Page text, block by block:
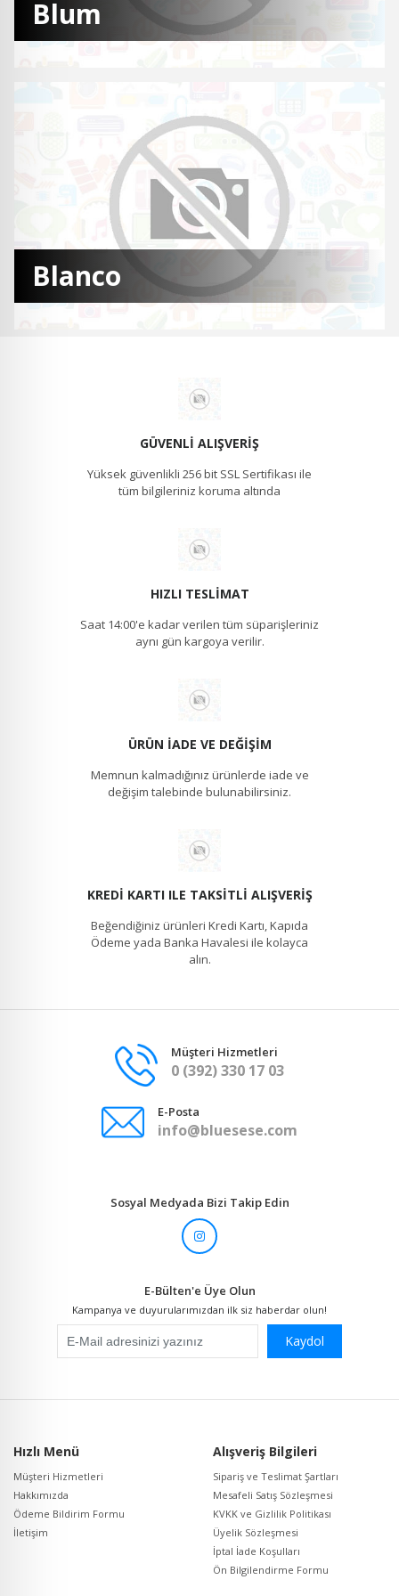
Blum
Blanco
GÜVENLI ALIŞVERIŞ
Yüksek güvenlikli 256 bit SSL Sertifikası ile
tüm bilgileriniz koruma altında
HIZLI TESLIMAT
Saat 14:00'e kadar verilen tüm süparişleriniz
aynı gün kargoya verilir.
ÜRÜN İADE VE DEĞIŞIM
Memnun kalmadığınız ürünlerde iade ve
değişim talebinde bulunabilirsiniz.
KREDI KARTI ILE TAKSITLI ALIŞVERIŞ
Beğendiğiniz ürünleri Kredi Kartı, Kapıda
Ödeme yada Banka Havalesi ile kolayca
alın.
Müşteri Hizmetleri
0 (392) 330 17 03
E-Posta
info@bluesese.com
Sosyal Medyada Bizi Takip Edin
E-Bülten'e Üye Olun
Kampanya ve duyurularımızdan ilk siz haberdar olun!
Kaydol
Hızlı Menü
Müşteri Hizmetleri
Hakkımızda
Ödeme Bildirim Formu
İletişim
Alışveriş Bilgileri
Sipariş ve Teslimat Şartları
Mesafeli Satış Sözleşmesi
KVKK ve Gizlilik Politikası
Üyelik Sözleşmesi
İptal İade Koşulları
Ön Bilgilendirme Formu